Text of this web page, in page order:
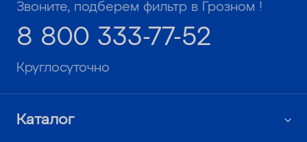
Звоните, подберем фильтр в Грозном !
8 800 333-77-52
Круглосуточно
Каталог